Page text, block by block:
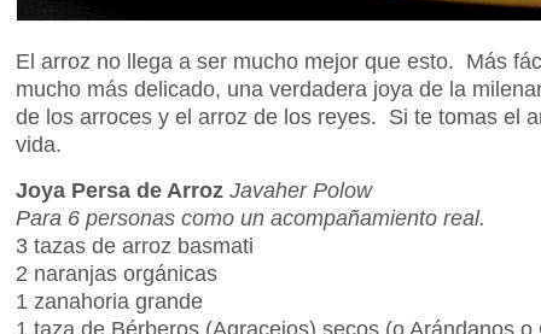
El arroz no llega a ser mucho mejor que esto. Más
mucho más delicado, una verdadera joya de la
de los arroces y el arroz de los reyes. Si te tomas el
vida.
Joya Persa de Arroz Javaher Polow
Para 6 personas como un acompañamiento real.
3 tazas de arroz basmati
2 naranjas orgánicas
1 zanahoria grande
1 taza de Bérberos (Agracejos) secos (o Arándanos o